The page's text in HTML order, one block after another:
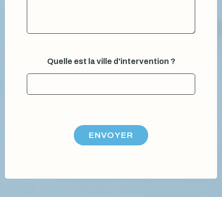
Quelle est la ville d'intervention ?
ENVOYER